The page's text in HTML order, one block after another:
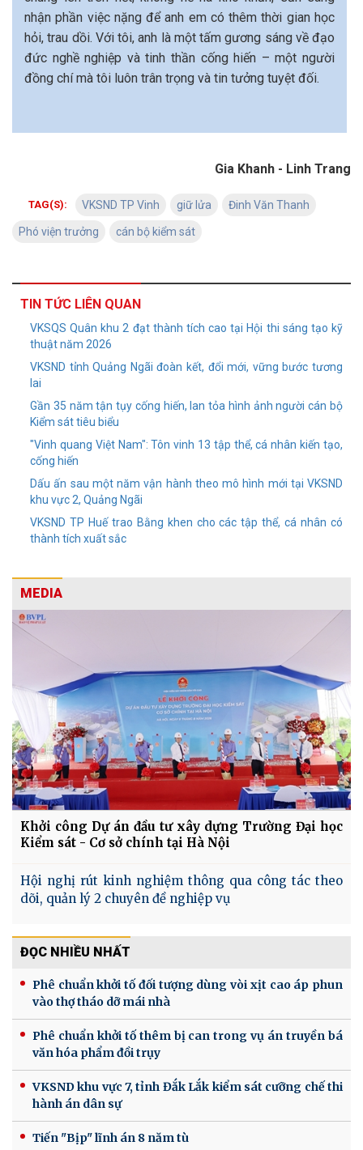
nhận phần việc nặng để anh em có thêm thời gian học
hỏi, trau dồi. Với tôi, anh là một tấm gương sáng về đạo
đức nghề nghiệp và tinh thần cống hiến – một người
đồng chí mà tôi luôn trân trọng và tin tưởng tuyệt đối.
Gia Khanh - Linh Trang
TAG(S): VKSND TP Vinh giữ lửa Đinh Văn Thanh
Phó viện trưởng cán bộ kiểm sát
TIN TỨC LIÊN QUAN
VKSQS Quân khu 2 đạt thành tích cao tại Hội thi sáng tạo kỹ
thuật năm 2026
VKSND tỉnh Quảng Ngãi đoàn kết, đổi mới, vững bước tương
lai
Gần 35 năm tận tụy cống hiến, lan tỏa hình ảnh người cán bộ
Kiểm sát tiêu biểu
"Vinh quang Việt Nam": Tôn vinh 13 tập thể, cá nhân kiến tạo,
cống hiến
Dấu ấn sau một năm vận hành theo mô hình mới tại VKSND
khu vực 2, Quảng Ngãi
VKSND TP Huế trao Bằng khen cho các tập thể, cá nhân có
thành tích xuất sắc
MEDIA
Khởi công Dự án đầu tư xây dựng Trường Đại học
Kiểm sát - Cơ sở chính tại Hà Nội
Hội nghị rút kinh nghiệm thông qua công tác theo
dõi, quản lý 2 chuyên đề nghiệp vụ
ĐỌC NHIỀU NHẤT
Phê chuẩn khởi tố đối tượng dùng vòi xịt cao áp phun
vào thợ tháo dỡ mái nhà
Phê chuẩn khởi tố thêm bị can trong vụ án truyền bá
văn hóa phẩm đồi trụy
VKSND khu vực 7, tỉnh Đắk Lắk kiểm sát cưỡng chế thi
hành án dân sự
Tiến "Bịp" lĩnh án 8 năm tù